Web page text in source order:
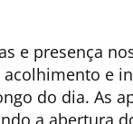
e presença
acolhimento e
do dia. As
a abertura